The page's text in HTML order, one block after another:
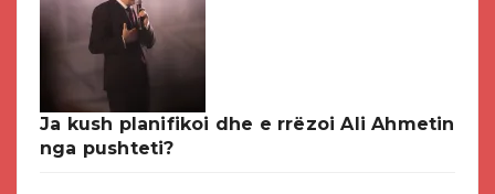
Ja kush planifikoi dhe e rrëzoi Ali Ahmetin
nga pushteti?